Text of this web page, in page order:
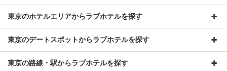
東京のホテルエリアからラブホテルを探す
東京のデートスポットからラブホテルを探す
東京の路線・駅からラブホテルを探す